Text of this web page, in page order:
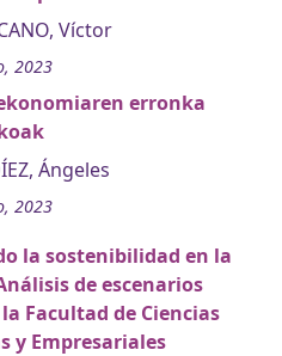
Víctor
2023
erronka
Ángeles
2023
la sostenibilidad en la
de escenarios
Facultad de Ciencias
y Empresariales